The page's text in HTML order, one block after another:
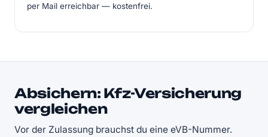
per Mail erreichbar — kostenfrei.
Absichern: Kfz-Versicherung
vergleichen
Vor der Zulassung brauchst du eine eVB-Nummer.